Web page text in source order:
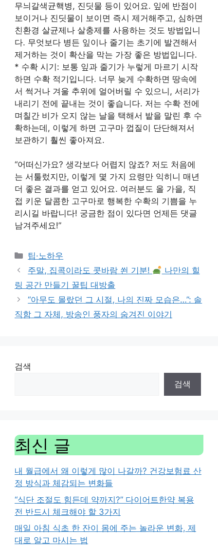
무늬갈색균핵병, 진딧물 등이 있어요. 잎에 반점이
보이거나 진딧물이 보이면 즉시 제거해주고, 심하면
친환경 살균제나 살충제를 사용하는 것도 방법입니
다. 무엇보다 병든 잎이나 줄기는 초기에 발견해서
제거하는 것이 확산을 막는 가장 좋은 방법입니다.
* 수확 시기: 보통 잎과 줄기가 누렇게 마르기 시작
하면 수확 적기입니다. 너무 늦게 수확하면 땅속에
서 썩거나 겨울 추위에 얼어버릴 수 있으니, 서리가
내리기 전에 끝내는 것이 좋습니다. 저는 수확 전에
며칠간 비가 오지 않는 날을 택해서 밭을 말린 후 수
확하는데, 이렇게 하면 고구마 껍질이 단단해져서
보관하기 훨씬 좋아져요.
“어떠신가요? 생각보다 어렵지 않죠? 저도 처음에
는 서툴렀지만, 이렇게 몇 가지 요령만 익히니 매년
더 좋은 결과를 얻고 있어요. 여러분도 올 가을, 직
접 키운 달콤한 고구마로 행복한 수확의 기쁨을 누
리시길 바랍니다! 궁금한 점이 있다면 언제든 댓글
남겨주세요!”
Categories
팁·노하우
주말, 집콕이라도 콧바람 쐰 기분!
나만의 힐
링 공간 만들기 꿀팁 대방출
“아무도 몰랐던 그 시절, 나의 진짜 모습은…”: 솔
직함 그 자체, 방송인 풍자의 숨겨진 이야기
검색
검색
최신 글
내 월급에서 왜 이렇게 많이 나갈까? 건강보험료 산
정 방식과 체감되는 변화들
“식단 조절도 힘든데 약까지?” 다이어트한약 복용
전 반드시 체크해야 할 3가지
매일 아침 식초 한 잔이 몸에 주는 놀라운 변화, 제
대로 알고 마시는 법